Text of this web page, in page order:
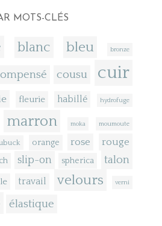
MOTS-CLÉS
blanc bleu bronze
cousu cuir
fleurie habillé hydrofuge
marron moka moumoute
orange rose rouge
slip-on spherica talon
travail velours verni
élastique